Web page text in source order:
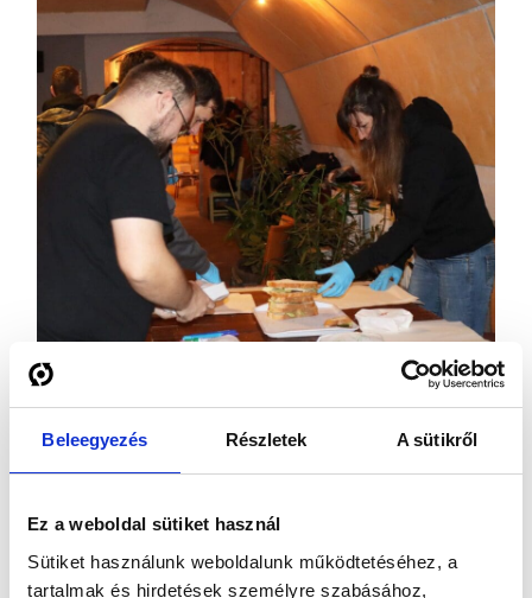
Beleegyezés Részletek A sütikről
Ez a weboldal sütiket használ
Sütiket használunk weboldalunk működtetéséhez, a
tartalmak és hirdetések személyre szabásához,